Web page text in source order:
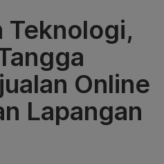
Teknologi,
Online
Lapangan